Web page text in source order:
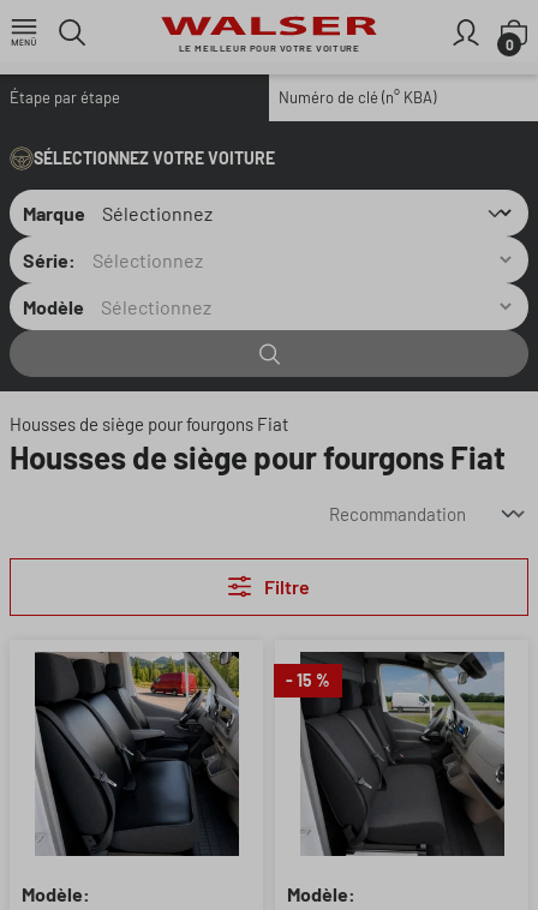
Passer au contenu principal
LE MEILLEUR POUR VOTRE VOITURE 0
Étape par étape Numéro de clé (n° KBA)
SÉLECTIONNEZ VOTRE VOITURE
Marque
Série:
Modèle
Housses de siège pour fourgons Fiat
Housses de siège pour fourgons Fiat
Filtre
Modèle:
- 15 %
Modèle: